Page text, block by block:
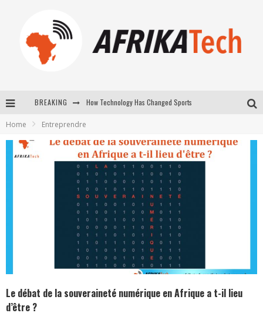
BREAKING
New to online sports betting? Consider These Tips to Play Your First Online Sports Betting Successfully
Home Entreprendre
Le débat de la souveraineté numérique en Afrique a t-il lieu
d’être ?